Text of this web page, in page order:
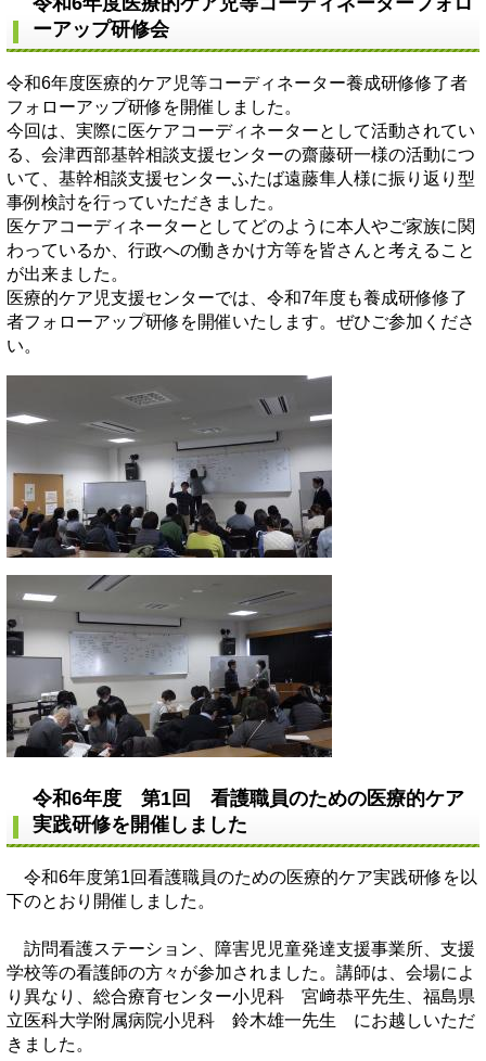
ーアップ研修会
令和6年度医療的ケア児等コーディネーター養成研修修了者
フォローアップ研修を開催しました。
今回は、実際に医ケアコーディネーターとして活動されてい
る、会津西部基幹相談支援センターの齋藤研一様の活動につ
いて、基幹相談支援センターふたば遠藤隼人様に振り返り型
事例検討を行っていただきました。
医ケアコーディネーターとしてどのように本人やご家族に関
わっているか、行政への働きかけ方等を皆さんと考えること
が出来ました。
医療的ケア児支援センターでは、令和7年度も養成研修修了
者フォローアップ研修を開催いたします。ぜひご参加くださ
い。
令和6年度 第1回 看護職員のための医療的ケア
実践研修を開催しました
令和6年度第1回看護職員のための医療的ケア実践研修を以
下のとおり開催しました。
訪問看護ステーション、障害児児童発達支援事業所、支援
学校等の看護師の方々が参加されました。講師は、会場によ
り異なり、総合療育センター小児科 宮﨑恭平先生、福島県
立医科大学附属病院小児科 鈴木雄一先生 にお越しいただ
きました。